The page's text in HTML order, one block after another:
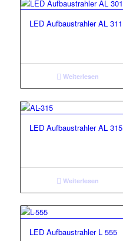
LED Aufbaustrahler AL 311
Weiterlesen
LED Aufbaustrahler AL 315
Weiterlesen
LED Aufbaustrahler L 555